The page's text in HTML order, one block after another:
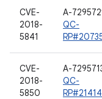
CVE-
2018-
5841
A-
QC-
CVE-
2018-
5850
A-
QC-